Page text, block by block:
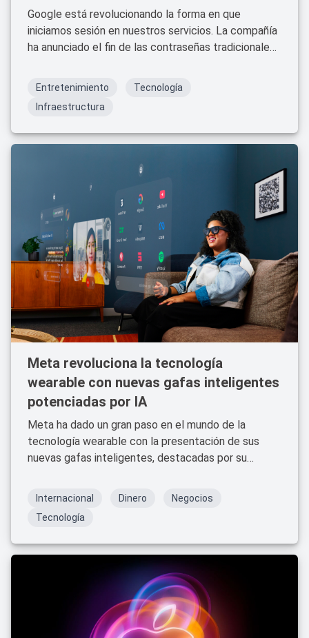
Google está revolucionando la forma en que
iniciamos sesión en nuestros servicios. La compañía
ha anunciado el fin de las contraseñas tradicionales,
cómodo llamado "passkeys" o llaves de acceso.
Entretenimiento
Tecnología
Infraestructura
Meta revoluciona la tecnología
wearable con nuevas gafas inteligentes
potenciadas por IA
Meta ha dado un gran paso en el mundo de la
tecnología wearable con la presentación de sus
nuevas gafas inteligentes, destacadas por su
Internacional Dinero
Negocios
Tecnología